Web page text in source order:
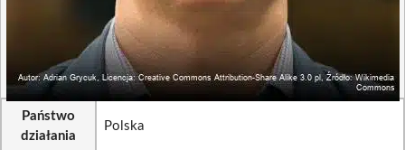
Państwo
działania
Polska